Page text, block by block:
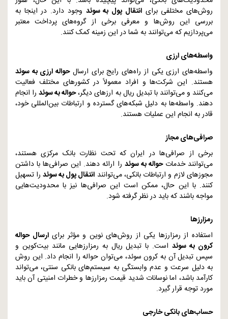
روش‌های مختلفی برایانتقال پول به سوئد وجود دارد. در اینجا به
بررسی این روش‌ها و معرفی برخی از گروه‌های پرداخت معتبر
می‌پردازیم که می‌توانند به شما در این زمینه کمک کنند.
واسطه‌های ارزی
واسطه‌های ارزی یکی از راه‌های رایج برای ارسالحواله ارزی به سوئد
هستند. این شرکت‌ها و افراد معمولاً در کشورهای مختلف فعالیت
می‌کنند و می‌توانند با تبدیل ریال به ارزهای دیگر،حواله به سوئدرا انجام
دهند. واسطه‌ها به دلیل شبکه‌های گسترده و ارتباطات بین‌المللی خود،
قادر به انجام این عملیات هستند.
صرافی‌های مجاز
برخی از صرافی‌ها در ایران که تحت نظارت بانک مرکزی هستند،
می‌توانند خدماتحواله به سوئد را ارائه دهند. این صرافی‌ها با داشتن
مجوزهای لازم و ارتباطات بانکی، می‌توانند انتقال پول به سوئد را تسهیل
کنند. با این حال، ممکن است این صرافی‌ها نیز با محدودیت‌هایی
مواجه باشند که باید در نظر گرفته شود.
رمزارزها
استفاده از رمزارزها یکی از روش‌های نوین و مؤثر برایارسال حواله
کرون به سوئداست. با تبدیل ریال به رمزارزهایی مانند بیت‌کوین و
سپس تبدیل آن به کرون سوئد، می‌توان حواله را انجام داد. این روش
به دلیل سرعت و عدم وابستگی به سیستم‌های بانکی سنتی، می‌تواند
کارآمد باشد، اما نوسانات شدید قیمت رمزارزها و خطرات امنیتی آن باید
مورد توجه قرار گیرد.
حساب‌های بانکی خارجی